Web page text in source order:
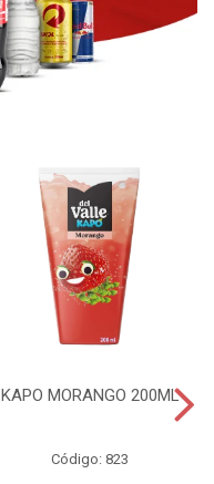
KAPO MORANGO 200ML
Código: 823